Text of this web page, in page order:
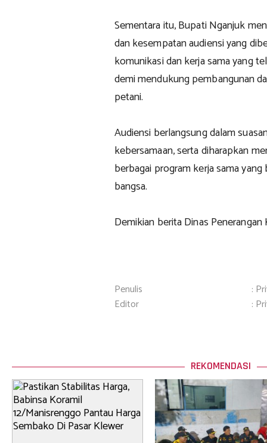
Sementara itu, Bupati Nganjuk
dan kesempatan audiensi yang
komunikasi dan kerja sama yang
demi mendukung pembangunan
petani.
Audiensi berlangsung dalam
kebersamaan, serta diharapkan
berbagai program kerja sama
bangsa.
Demikian berita Dinas Penerangan
Penulis
:
Editor
:
REKOMENDASI